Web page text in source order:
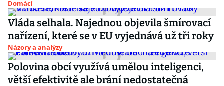
Domácí
Vláda selhala. Najednou objevila šmírovací
nařízení, které se v EU vyjednává už tři roky
Názory a analýzy
Polovina obcí využívá umělou inteligenci,
větší efektivitě ale brání nedostatečná